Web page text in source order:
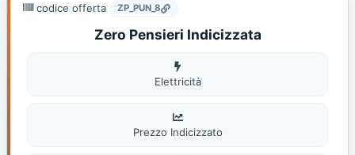
codice offerta ZP_PUN_8
Zero Pensieri Indicizzata
Elettricità
Elettricità
Prezzo Indicizzato